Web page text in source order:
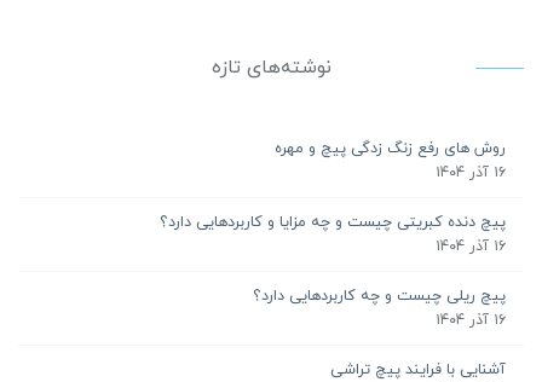
نوشته‌های تازه
روش های رفع زنگ زدگی پیچ و مهره
۱۶ آذر ۱۴۰۴
پیچ دنده کبریتی چیست و چه مزایا و کاربردهایی دارد؟
۱۶ آذر ۱۴۰۴
پیچ ریلی چیست و چه کاربردهایی دارد؟
۱۶ آذر ۱۴۰۴
آشنایی با فرایند پیچ تراشی